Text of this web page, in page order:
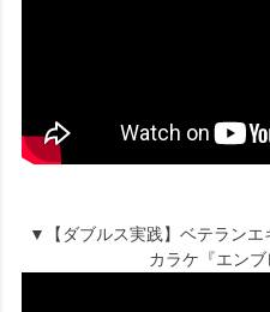
▼【ダブルス実践】ベテラン
カラケ『エンブ